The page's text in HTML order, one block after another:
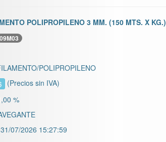
POLIPROPILENO 3 MM. (150 MTS. X KG.)
09M03
POLIPROPILENO
(Precios sin IVA)
%
31/07/2026 15:27:59